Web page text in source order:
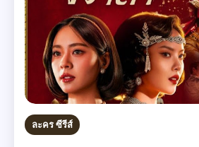
ละคร ซีรีส์